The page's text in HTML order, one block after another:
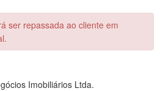
ser repassada ao cliente em
Imobiliários Ltda.